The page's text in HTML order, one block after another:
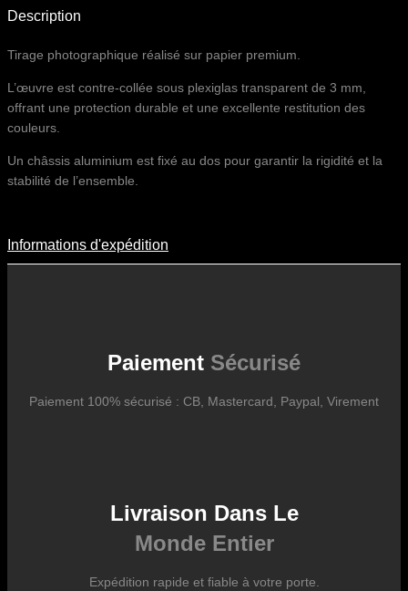
Description
Tirage photographique réalisé sur papier premium.
L’œuvre est contre-collée sous plexiglas transparent de 3 mm,
offrant une protection durable et une excellente restitution des
couleurs.
Un châssis aluminium est fixé au dos pour garantir la rigidité et la
stabilité de l’ensemble.
Informations D'expédition
des fluctuations tarifaires des transporteurs internationaux.
Informations d'expédition
Paiement Sécurisé
Paiement 100% sécurisé : CB, Mastercard, Paypal, Virement
Livraison Dans Le
Monde Entier
Expédition rapide et fiable à votre porte.